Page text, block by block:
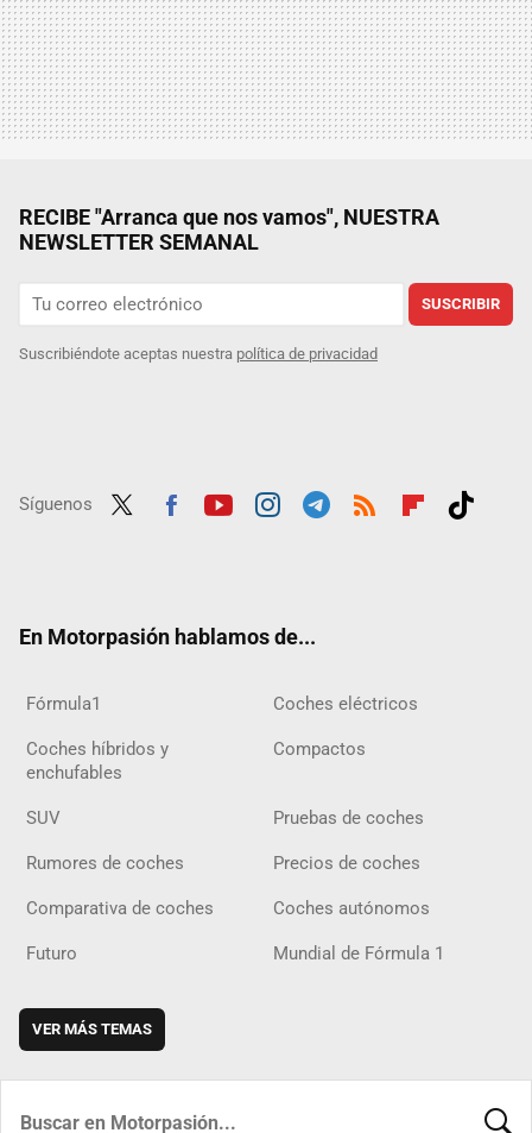
RECIBE "Arranca que nos vamos", NUESTRA
NEWSLETTER SEMANAL
SUSCRIBIR
Suscribiéndote aceptas nuestra política de privacidad
Síguenos
En Motorpasión hablamos de...
Fórmula1 Coches eléctricos
Coches híbridos y
enchufables
Compactos
SUV Pruebas de coches
Rumores de coches Precios de coches
Comparativa de coches Coches autónomos
Futuro Mundial de Fórmula 1
VER MÁS TEMAS